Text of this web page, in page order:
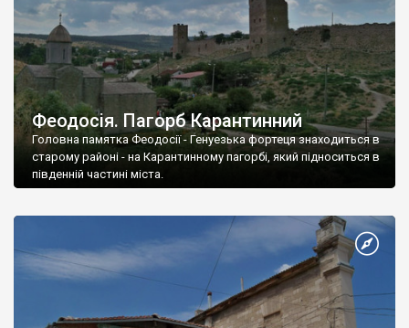
Феодосія. Пагорб Карантинний
Головна памятка Феодосії - Генуезька фортеця знаходиться в
старому районі - на Карантинному пагорбі, який підноситься в
південній частині міста.